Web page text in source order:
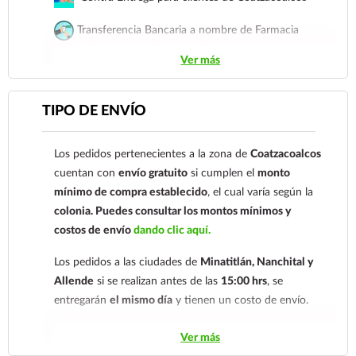
Transferencia Bancaria a nombre de Farmacia
cuenta: Clave: 014854655008143954
Para esta forma de pago el cliente deberá enviar su
comprobante de pago a al siguiente correo
nuestro
921 261 8491
Ver más
TIPO DE ENVÍO
Los pedidos pertenecientes a la zona deCoatzacoalcos
cuentan conenvío gratuito si cumplen elmonto
mínimo de compra establecido, el cual varía según la
colonia. Puedes consultar los montos mínimos y
costos de envíodando clic aquí.
Los pedidos a las ciudades de Minatitlán, Nanchital y
Allende si se realizan antes de las 15:00 hrs, se
entregaránel mismo día y tienen un costo de envío.
Los pedidos de otras localidades se envían mediante
Ver más